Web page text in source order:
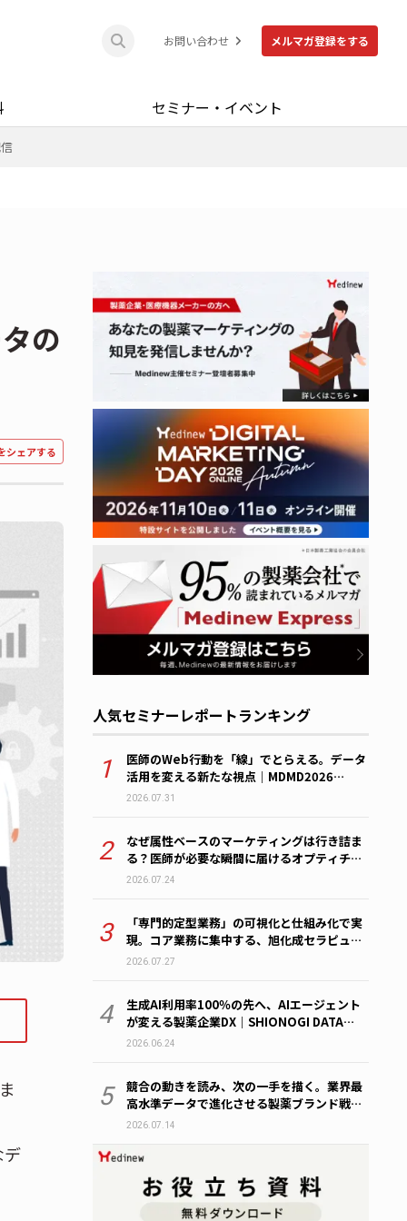
お問い合わせ メルマガ登録をする
セミナー・イベント
の
シェアする
デ
人気セミナーレポートランキング
1
医師のWeb行動を「線」でとらえる。データ
活用を変える新たな視点｜MDMD2026
Summerレポート
2026.07.31
2
なぜ属性ベースのマーケティングは行き詰ま
る？医師が必要な瞬間に届けるオプティチャ
ネルへの転換｜MDMD2026 Summerレポー
2026.07.24
3
「専門的定型業務」の可視化と仕組み化で実
現。コア業務に集中する、旭化成セラピュー
ティクスの新体制｜MDMD2026 Summerレ
2026.07.27
4
生成AI利用率100％の先へ、AIエージェント
が変える製薬企業DX｜SHIONOGI DATA
SCIENCE FES 2026
2026.06.24
5
競合の動きを読み、次の一手を描く。業界最
高水準データで進化させる製薬ブランド戦略
｜MDMD2026 Summerレポート
2026.07.14